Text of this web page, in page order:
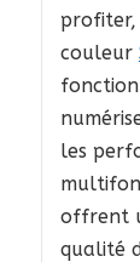
profiter,
couleur
les
offrent
qualité